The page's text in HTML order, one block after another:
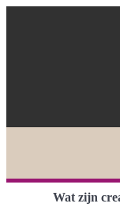
Wat zijn